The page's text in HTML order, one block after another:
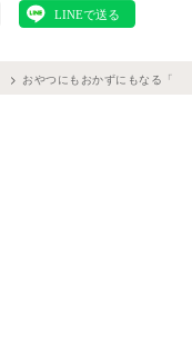
おやつにもおかずにもなる「